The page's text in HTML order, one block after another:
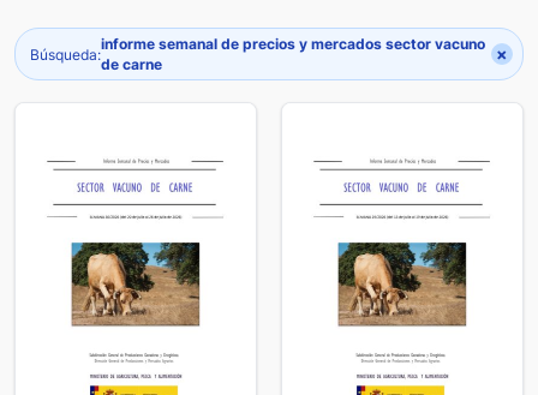
Búsqueda:
informe semanal de precios y mercados sector vacuno
de carne
×